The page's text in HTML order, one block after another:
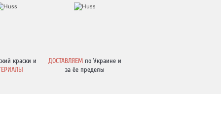
краски и
ДОСТАВЛЯЕМ по Украине и
за ёе пределы